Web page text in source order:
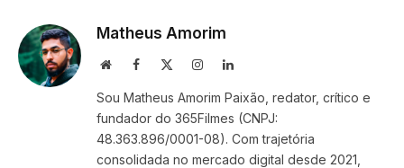
Matheus Amorim
WebsiteFacebook InstagramLinkedIn
Sou Matheus Amorim Paixão, redator, crítico e
fundador do 365Filmes (CNPJ:
48.363.896/0001-08). Com trajetória
consolidada no mercado digital desde 2021,